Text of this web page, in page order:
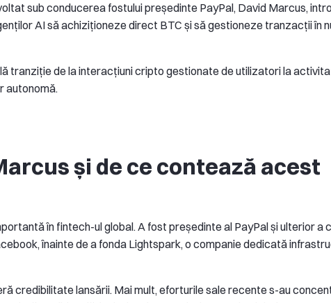
sub conducerea fostului președinte PayPal, David Marcus,
AI să achiziționeze direct BTC și să gestioneze tranzacții în
tranziție de la interacțiuni cripto gestionate de utilizatori la
autonomă.
și de ce contează acest
în fintech-ul global. A fost președinte al PayPal și ulterior a
înainte de a fonda Lightspark, o companie dedicată
credibilitate lansării. Mai mult, eforturile sale recente s-au